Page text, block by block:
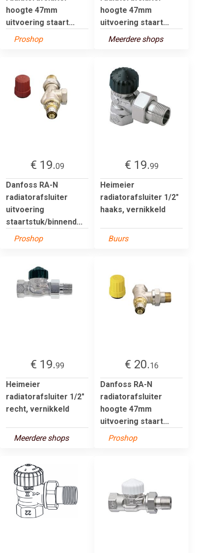
hoogte 47mm
uitvoering staart...
Proshop
hoogte 47mm
uitvoering staart...
Meerdere shops
€ 19.09
Danfoss RA-N
radiatorafsluiter
uitvoering
staartstuk/binnend...
Proshop
€ 19.99
Heimeier
radiatorafsluiter 1/2"
haaks, vernikkeld
Buurs
€ 19.99
Heimeier
radiatorafsluiter 1/2"
recht, vernikkeld
Meerdere shops
€ 20.16
Danfoss RA-N
radiatorafsluiter
hoogte 47mm
uitvoering staart...
Proshop